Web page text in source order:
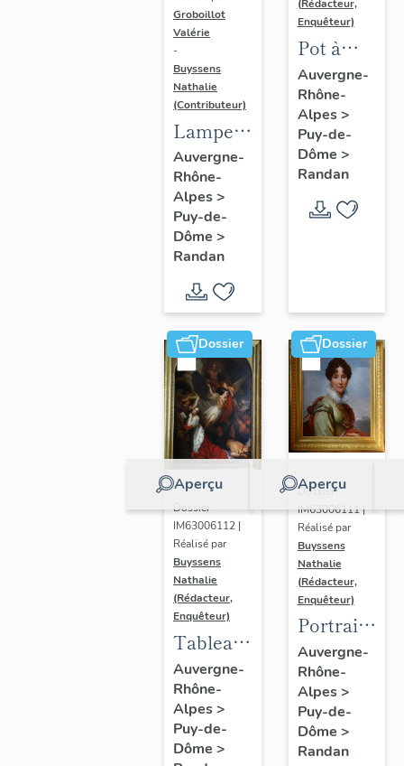
Groboillot
Valérie
-
Buyssens
Nathalie
(Contributeur)
Lampe à
pétrole
n° 1
Auvergne-
Rhône-
Alpes>
Puy-de-
Dôme >
Randan
(Rédacteur,
Enquêteur)
Pot à
crème n°
3
Auvergne-
Rhône-
Alpes>
Puy-de-
Dôme >
Randan
Dossier
Aperçu
Dossier
IM63006112 |
Réalisé par
Buyssens
Nathalie
(Rédacteur,
Enquêteur)
Tableau
d'Eugène
Romain
Van
Maldeghem
Auvergne-
Rhône-
Alpes>
Puy-de-
Dôme >
Dossier
Aperçu
Dossier
IM63006111 |
Réalisé par
Buyssens
Nathalie
(Rédacteur,
Enquêteur)
Portrait
d'Adélaïde
d'Orléans,
d'après
François
Gérard
Auvergne-
Rhône-
Alpes>
Puy-de-
Dôme >
Randan